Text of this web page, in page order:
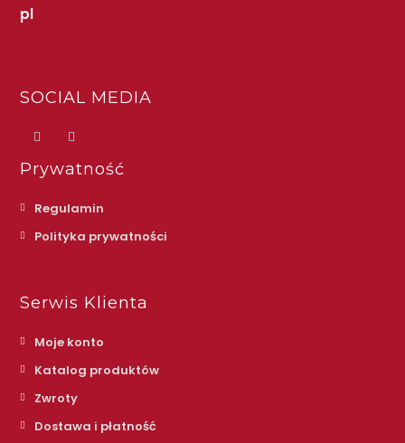
pl
SOCIAL MEDIA
Prywatność
Regulamin
Polityka prywatności
Serwis Klienta
Moje konto
Katalog produktów
Zwroty
Dostawa i płatność